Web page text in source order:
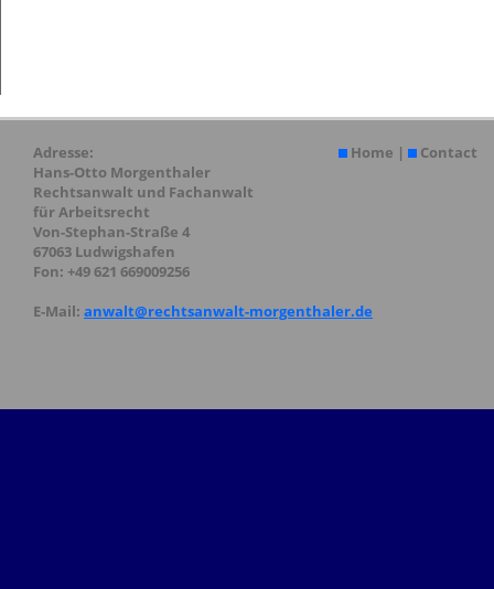
Home | Contact
Adresse:
Hans-Otto Morgenthaler
Rechtsanwalt und Fachanwalt
für Arbeitsrecht
Von-Stephan-Straße 4
67063 Ludwigshafen
Fon: +49 621 669009256
E-Mail: anwalt@rechtsanwalt-morgenthaler.de